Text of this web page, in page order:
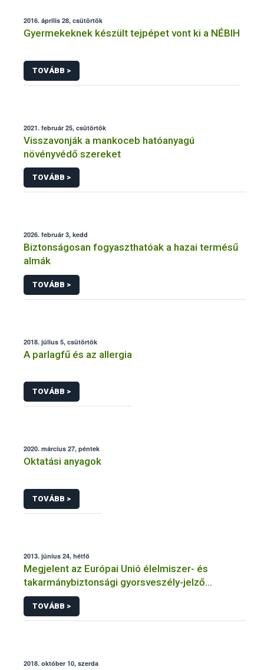
2016. április 28, csütörtök
Gyermekeknek készült tejpépet vont ki a NÉBIH
TOVÁBB >
2021. február 25, csütörtök
Visszavonják a mankoceb hatóanyagú
növényvédő szereket
TOVÁBB >
2026. február 3, kedd
Biztonságosan fogyaszthatóak a hazai termésű
almák
TOVÁBB >
2018. július 5, csütörtök
A parlagfű és az allergia
TOVÁBB >
2020. március 27, péntek
Oktatási anyagok
TOVÁBB >
2013. június 24, hétfő
Megjelent az Európai Unió élelmiszer- és
takarmánybiztonsági gyorsveszély-jelző
rendszerének éves jelentése
TOVÁBB >
2018. október 10, szerda